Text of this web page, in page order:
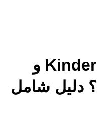
ما الفرق بين Kindergeld و
Kinderzuschlag؟ دليل شامل